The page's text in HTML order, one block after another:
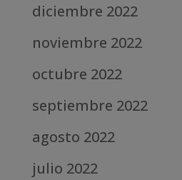
diciembre 2022
noviembre 2022
octubre 2022
septiembre 2022
agosto 2022
julio 2022